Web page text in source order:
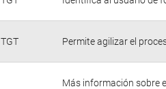
TGT Permite agilizar el
Más información sobre